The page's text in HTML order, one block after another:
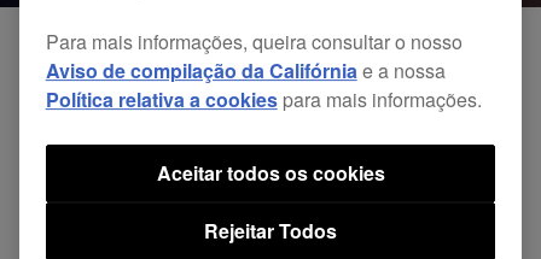
Estamos atualmente a investigar a
compatibilidade do macOS Catalina 10.15 com o
rekordbox e todo o nosso hardware.
para mais pormenores sobre os mais
Para mais informações, queira consultar o nosso
Aviso de compilação da Califórniae a nossa
Política relativa a cookiespara mais informações.
Rejeitar Todos
Aceitar todos os cookies